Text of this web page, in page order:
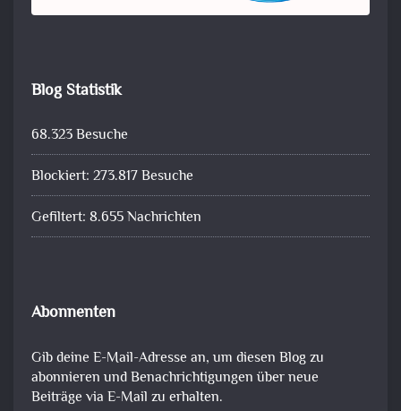
Blog Statistik
68.323 Besuche
Blockiert: 273.817 Besuche
Gefiltert: 8.655 Nachrichten
Abonnenten
Gib deine E-Mail-Adresse an, um diesen Blog zu
abonnieren und Benachrichtigungen über neue
Beiträge via E-Mail zu erhalten.